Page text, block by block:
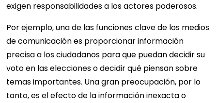
exigen responsabilidades a los actores poderosos.
Por ejemplo, una de las funciones clave de los medios
de comunicación es proporcionar información
precisa a los ciudadanos para que puedan decidir su
voto en las elecciones o decidir qué piensan sobre
temas importantes. Una gran preocupación, por lo
tanto, es el efecto de la información inexacta o